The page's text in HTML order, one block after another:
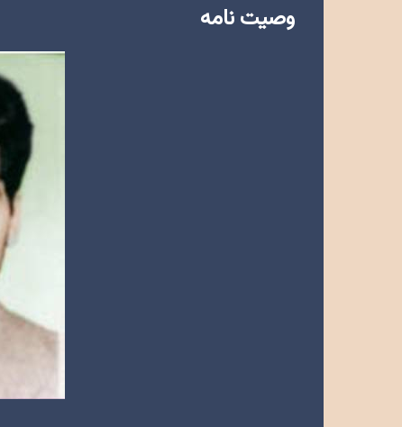
وصیت نامه